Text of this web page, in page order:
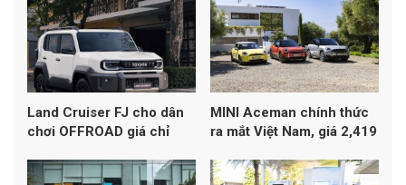
Land Cruiser FJ cho dân
chơi OFFROAD giá chỉ
MINI Aceman chính thức
ra mắt Việt Nam, giá 2,419